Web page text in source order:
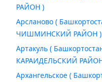
РАЙОН )
Арсланово (
ЧИШМИНСКИЙ РАЙОН )
Артакуль (
КАРАИДЕЛЬСКИЙ
Архангельское (